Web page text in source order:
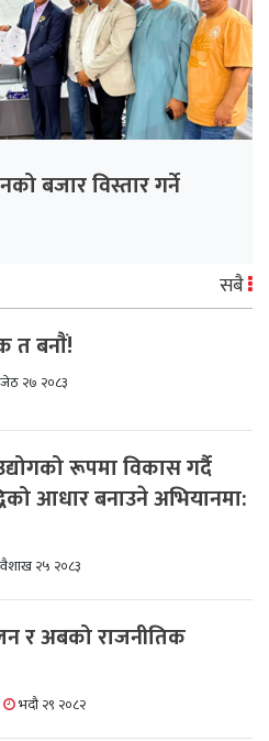
बजार विस्तार गर्ने
सबै
त बनाैं!
जेठ २७ २०८३
रूपमा विकास गर्दै
आधार बनाउने अभियानमा:
वैशाख २५ २०८३
र अबको राजनीतिक
भदौ २९ २०८२